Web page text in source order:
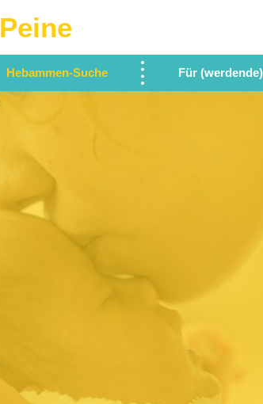
Peine
Hebammen-Suche Für